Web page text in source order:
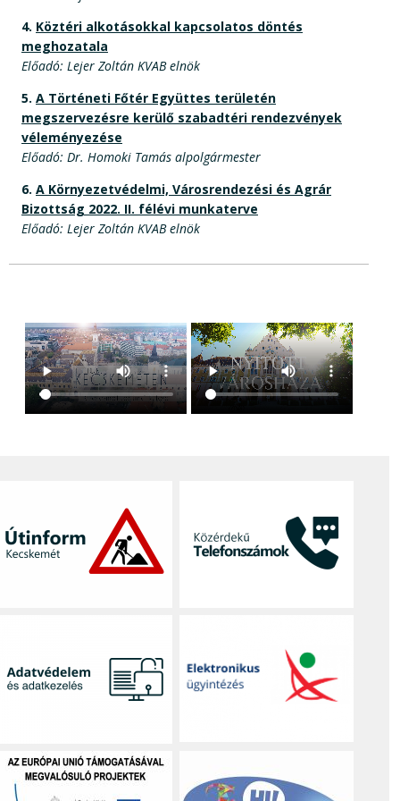
4. Köztéri alkotásokkal kapcsolatos döntés
meghozatala
Előadó: Lejer Zoltán KVAB elnök
5. A Történeti Főtér Együttes területén
megszervezésre kerülő szabadtéri rendezvények
véleményezése
Előadó: Dr. Homoki Tamás alpolgármester
6. A Környezetvédelmi, Városrendezési és Agrár
Bizottság 2022. II. félévi munkaterve
Előadó: Lejer Zoltán KVAB elnök